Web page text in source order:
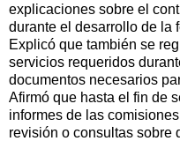
explicaciones sobre el
durante el desarrollo de la
Explicó que también se
servicios requeridos
documentos necesarios
Afirmó que hasta el fin de
informes de las
revisión o consultas sobre